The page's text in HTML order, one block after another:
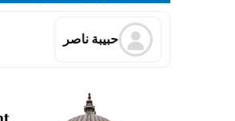
حبيبة ناصر